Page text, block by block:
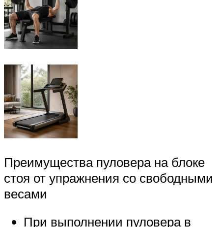
Преимущества пуловера на блоке
стоя от упражнения со свободными
весами
При выполнении пуловера в